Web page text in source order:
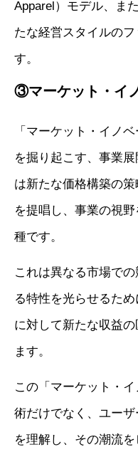
Apparel）モデル、ま
たな経営スタイルの
す。
③マーケット・イ
「マーケット・イノ
を掘り起こす、事業
は新たな価格構築の
を提唱し、事業の視
種です。
これは異なる市場で
る特性を光らせるた
に対して新たな収益
ます。
この「マーケット・
術だけでなく、ユー
を理解し、その潮流